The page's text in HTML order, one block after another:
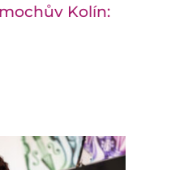
Kolín: